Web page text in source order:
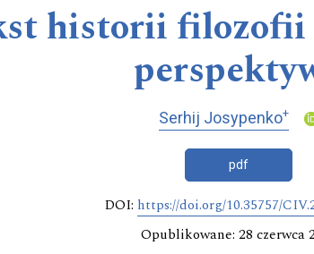
historii
Serhij Josypenko+
pdf
DOI: https://doi.org/10.35757/
Opublikowane: 28 czerwca